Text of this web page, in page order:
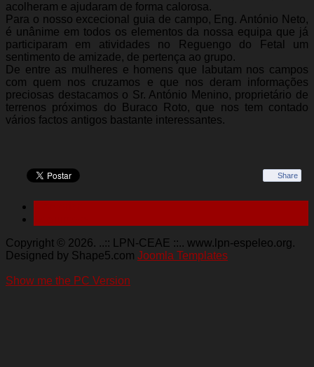
acolheram e ajudaram de forma calorosa.
Para o nosso excecional guia de campo, Eng. António Neto,
é unânime em todos os elementos da nossa equipa que já
participaram em atividades no Reguengo do Fetal um
sentimento de amizade, de pertença ao grupo.
De entre as mulheres e homens que labutam nos campos
com quem nos cruzamos e que nos deram informações
preciosas destacamos o Sr. António Menino, proprietário de
terrenos próximos do Buraco Roto, que nos tem contado
vários factos antigos bastante interessantes.
Share
Copyright © 2026. ..:: LPN-CEAE ::.. www.lpn-espeleo.org.
Designed by Shape5.com Joomla Templates
Show me the PC Version